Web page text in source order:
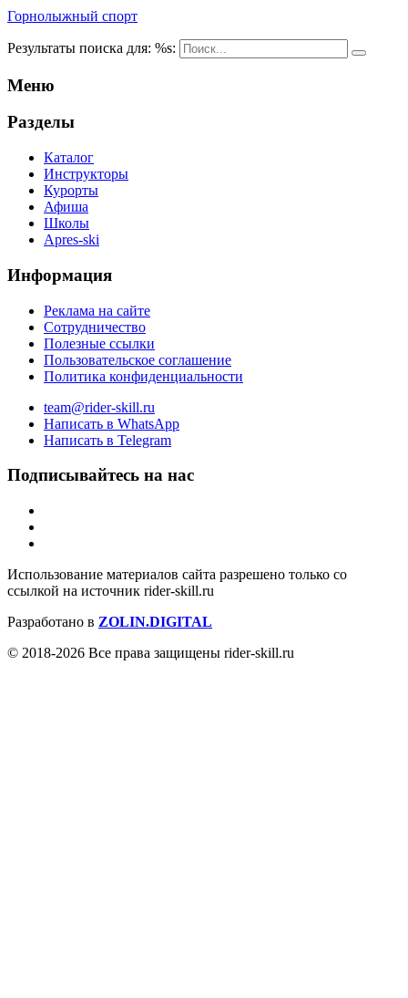
Горнолыжный спорт
Результаты поиска для: %s:
Меню
Разделы
Каталог
Инструкторы
Курорты
Афиша
Школы
Apres-ski
Информация
Реклама на сайте
Сотрудничество
Полезные ссылки
Пользовательское соглашение
Политика конфиденциальности
team@rider-skill.ru
Написать в WhatsApp
Написать в Telegram
Подписывайтесь на нас
Использование материалов сайта разрешено только со
ссылкой на источник rider-skill.ru
Разработано в ZOLIN.DIGITAL
© 2018-2026 Все права защищены rider-skill.ru